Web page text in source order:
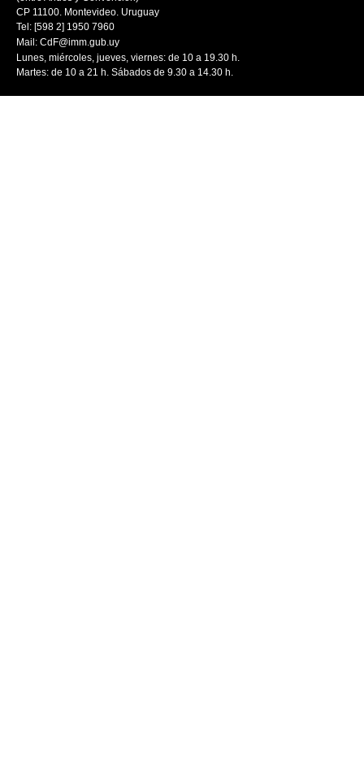
CP 11100. Montevideo. Uruguay
Tel: [598 2] 1950 7960
Mail: CdF@imm.gub.uy
Lunes, miércoles, jueves, viernes: de 10 a 19.30 h.
Martes: de 10 a 21 h. Sábados de 9.30 a 14.30 h.